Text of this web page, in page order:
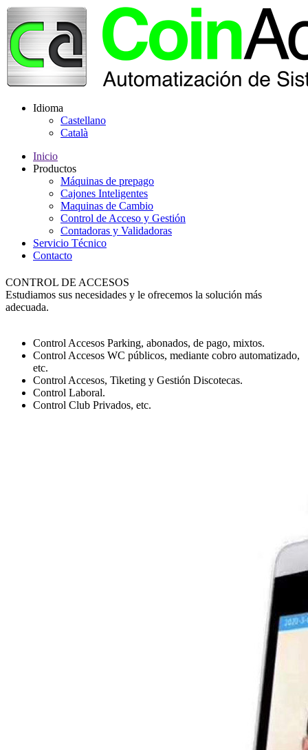
Idioma
Castellano
Català
Inicio
Productos
Máquinas de prepago
Cajones Inteligentes
Maquinas de Cambio
Control de Acceso y Gestión
Contadoras y Validadoras
Servicio Técnico
Contacto
CONTROL DE ACCESOS
Estudiamos sus necesidades y le ofrecemos la solución más
adecuada.
Control Accesos Parking, abonados, de pago, mixtos.
Control Accesos WC públicos, mediante cobro automatizado,
etc.
Control Accesos, Tiketing y Gestión Discotecas.
Control Laboral.
Control Club Privados, etc.